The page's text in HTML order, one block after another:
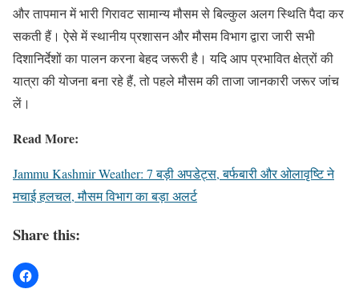
और तापमान में भारी गिरावट सामान्य मौसम से बिल्कुल अलग स्थिति पैदा कर
सकती हैं। ऐसे में स्थानीय प्रशासन और मौसम विभाग द्वारा जारी सभी
दिशानिर्देशों का पालन करना बेहद जरूरी है। यदि आप प्रभावित क्षेत्रों की
यात्रा की योजना बना रहे हैं, तो पहले मौसम की ताजा जानकारी जरूर जांच
लें।
Read More:
Jammu Kashmir Weather: 7 बड़ी अपडेट्स, बर्फबारी और ओलावृष्टि ने
मचाई हलचल, मौसम विभाग का बड़ा अलर्ट
Share this: